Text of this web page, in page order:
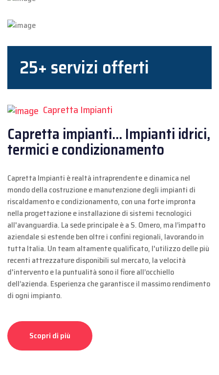
25+ servizi offerti
Capretta Impianti
Capretta impianti... Impianti idrici,
termici e condizionamento
Capretta Impianti è realtà intraprendente e dinamica nel
mondo della costruzione e manutenzione degli impianti di
riscaldamento e condizionamento, con una forte impronta
nella progettazione e installazione di sistemi tecnologici
all'avanguardia. La sede principale è a S. Omero, ma l’impatto
aziendale si estende ben oltre i confini regionali, lavorando in
tutta Italia. Un team altamente qualificato, l'utilizzo delle più
recenti attrezzature disponibili sul mercato, la velocità
d'intervento e la puntualità sono il fiore all’occhiello
dell’azienda. Esperienza che garantisce il massimo rendimento
di ogni impianto.
Scopri di più